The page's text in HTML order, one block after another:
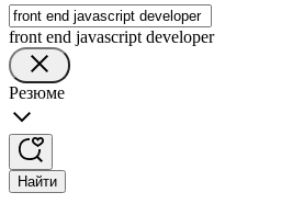
front end javascript developer
Резюме
Найти